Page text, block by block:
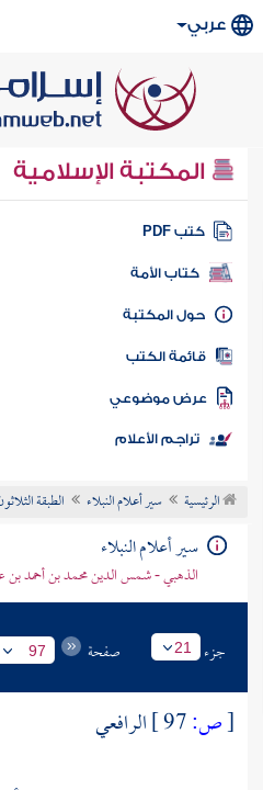
عربي
المكتبة الإسلامية
كتب PDF
كتاب الأمة
المكتبة
الكتب
موضوعي
تراجم الأعلام
الرئيسية سير أعلام النبلاء الطبقة
سير أعلام النبلاء
الذهبي - شمس الدين محمد بن أحمد بن
جزء 21 صفحة 97
[ص:
الرافعي